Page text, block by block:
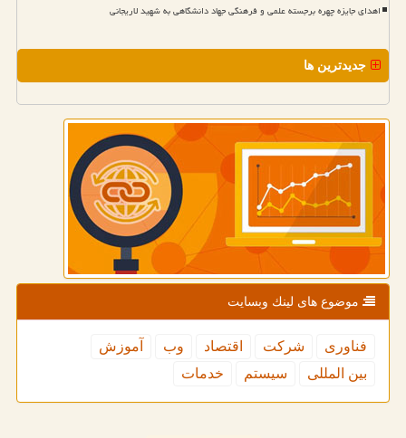
اهدای جایزه چهره برجسته علمی و فرهنگی جهاد دانشگاهی به شهید لاریجانی
جدیدترین ها
موضوع های لینك وبسایت
فناوری شركت اقتصاد وب
آموزش
بین المللی
سیستم خدمات